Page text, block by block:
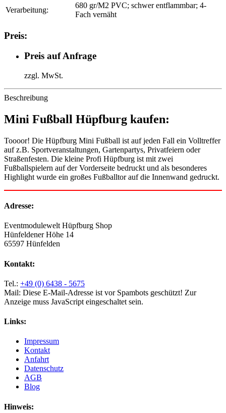
Verarbeitung:
680 gr/M2 PVC; schwer entflammbar; 4-
Fach vernäht
Preis:
Preis auf Anfrage
zzgl. MwSt.
Beschreibung
Mini Fußball Hüpfburg kaufen:
Toooor! Die Hüpfburg Mini Fußball ist auf jeden Fall ein Volltreffer
auf z.B. Sportveranstaltungen, Gartenpartys, Privatfeiern oder
Straßenfesten. Die kleine Profi Hüpfburg ist mit zwei
Fußballspielern auf der Vorderseite bedruckt und als besonderes
Highlight wurde ein großes Fußballtor auf die Innenwand gedruckt.
Adresse:
Eventmodulewelt Hüpfburg Shop
Hünfeldener Höhe 14
65597 Hünfelden
Kontakt:
Tel.: +49 (0) 6438 - 5675
Mail: Diese E-Mail-Adresse ist vor Spambots geschützt! Zur
Anzeige muss JavaScript eingeschaltet sein.
Links:
Impressum
Kontakt
Anfahrt
Datenschutz
AGB
Blog
Hinweis: